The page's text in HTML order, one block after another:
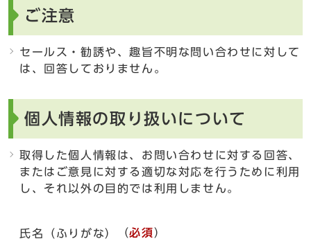
ご注意
セールス・勧誘や、趣旨不明な問い合わせに対して
は、回答しておりません。
個人情報の取り扱いについて
取得した個人情報は、お問い合わせに対する回答、
またはご意見に対する適切な対応を行うために利用
し、それ以外の目的では利用しません。
氏名（ふりがな） （必須）